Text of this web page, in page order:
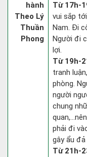
hành
Theo Lý
Thuần
Phong
Từ 17h-
vui sắp
Nam. Đi
Người đi
lợi.
Từ 19h-
tranh
phòng.
người
chung
phải đi
gây ẩu đả
Từ 21h-